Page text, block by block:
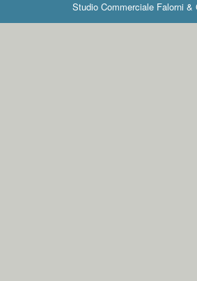
Studio Commerciale Falorni